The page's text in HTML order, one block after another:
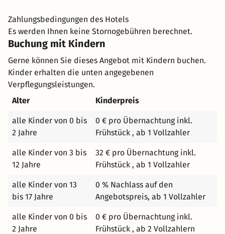
helle, freundlich ausgestattete Kirche und ist in den
Wintermonaten selbstverständlich beheizt – so können
ganzes Jahr Hochzeiten gefeiert werden. Auch für
Gaming passende Räumlichkeiten. Bei kleineren
Hochzeitsgesellschaften direkt im prunkvollen Festsaal,
im angrenzenden Ecksaal oder in der wunderschönen,
mit Fresken von Lorenz Rainer versehenen,
Möglichkeit in den Sommermonaten auch das Haus
Elisabeth und das Haus Franziskus (einfachere Zimmer)
zu verwenden. So können in dieser Zeit Gruppen bis zu
200 Personen Ihren Aufenthalt in der Kartause Gaming
Zahlungsbedingungen des Hotels
Es werden Ihnen keine Stornogebühren berechnet.
Buchung mit Kindern
Gerne können Sie dieses Angebot mit Kindern buchen.
Kinder erhalten die unten angegebenen
Verpflegungsleistungen.
Alter
Kinderpreis
alle Kinder von 0 bis
2 Jahre
0 € pro Übernachtung inkl.
Frühstück , ab 1 Vollzahler
alle Kinder von 3 bis
12 Jahre
32 € pro Übernachtung inkl.
Frühstück , ab 1 Vollzahler
alle Kinder von 13
bis 17 Jahre
0 % Nachlass auf den
Angebotspreis, ab 1 Vollzahler
alle Kinder von 0 bis
2 Jahre
0 € pro Übernachtung inkl.
Frühstück , ab 2 Vollzahlern